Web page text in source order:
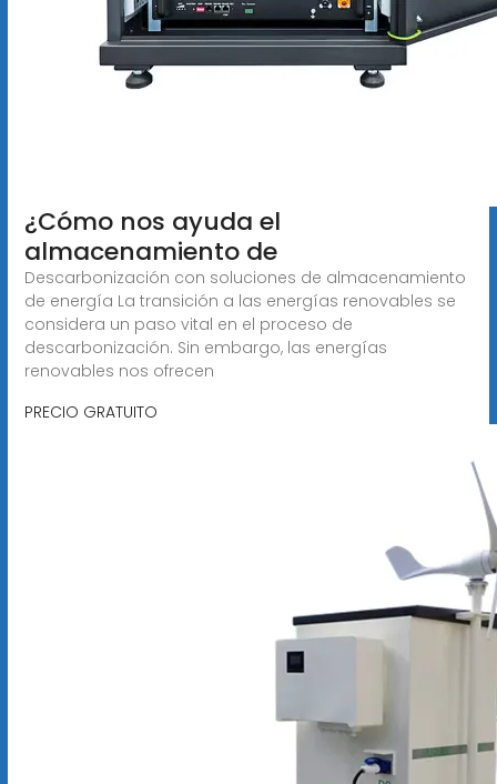
¿Cómo nos ayuda el
almacenamiento de
Descarbonización con soluciones de almacenamiento
de energía La transición a las energías renovables se
considera un paso vital en el proceso de
descarbonización. Sin embargo, las energías
renovables nos ofrecen
PRECIO GRATUITO